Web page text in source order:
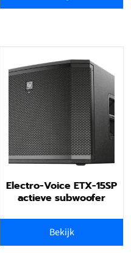
Electro-Voice ETX-15SP
actieve subwoofer
Bekijk